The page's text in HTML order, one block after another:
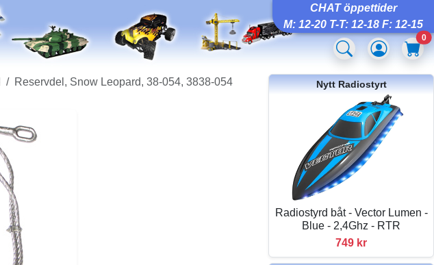
CHAT öppettider
M: 12-20 T-T: 12-18 F: 12-15
0
Reservdel, Snow Leopard, 38-054, 3838-054 Nytt Radiostyrt
Radiostyrd båt - Vector Lumen -
Blue - 2,4Ghz - RTR
749 kr